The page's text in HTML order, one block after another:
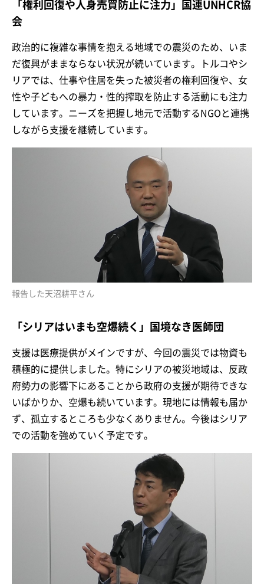
「権利回復や人身売買防止に注力」国連UNHCR協
会
政治的に複雑な事情を抱える地域での震災のため、いま
だ復興がままならない状況が続いています。トルコやシ
リアでは、仕事や住居を失った被災者の権利回復や、女
性や子どもへの暴力・性的搾取を防止する活動にも注力
しています。ニーズを把握し地元で活動するNGOと連携
しながら支援を継続しています。
報告した天沼耕平さん
「シリアはいまも空爆続く」国境なき医師団
支援は医療提供がメインですが、今回の震災では物資も
積極的に提供しました。特にシリアの被災地域は、反政
府勢力の影響下にあることから政府の支援が期待できな
いばかりか、空爆も続いています。現地には情報も届か
ず、孤立するところも少なくありません。今後はシリア
での活動を強めていく予定です。